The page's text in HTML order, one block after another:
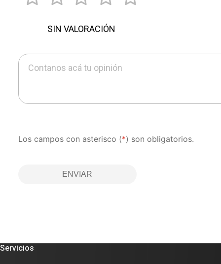
SIN VALORACIÓN
Contanos acá tu opinión
Los campos con asterisco (*) son obligatorios.
ENVIAR
Servicios